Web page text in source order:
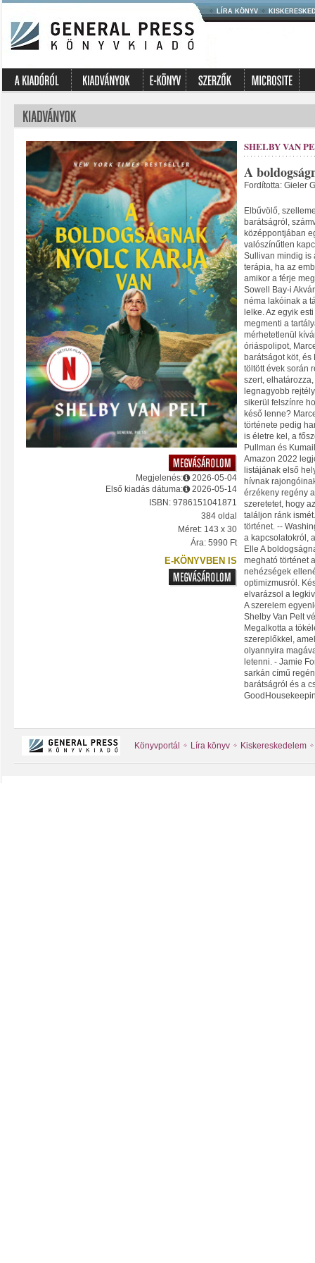
LÍRA KÖNYV
Megjelenés:
2026-05-04
Első kiadás dátuma:
2026-05-14
ISBN: 9786151041871
384 oldal
Méret: 143 x 30
Ára: 5990 Ft
E-KÖNYVBEN IS
SHELBY VAN
A
Fordította: Gieler
Elbűvölő,
barátságról,
középpontjában
valószínűtlen
Sullivan mindig is
terápia, ha az
amikor a férje
Sowell Bay-i
néma lakóinak a
lelke. Az egyik
megmenti a
mérhetetlenül
óriáspolipot,
barátságot köt,
töltött évek során
szert,
legnagyobb
sikerül felszínre
késő lenne?
története pedig
is életre kel, a
Pullman és
Amazon 2022
listájának első
hívnak
érzékeny regény
szeretetet, hogy
találjon ránk
történet. --
a kapcsolatokról,
Elle A
megható történet
nehézségek
optimizmusról.
elvarázsol a
A szerelem
Shelby Van Pelt
Megalkotta a
szereplőkkel,
olyannyira
letenni. - Jamie
sarkán című
barátságról és a
Könyvportál Líra könyv Kiskereskedelem